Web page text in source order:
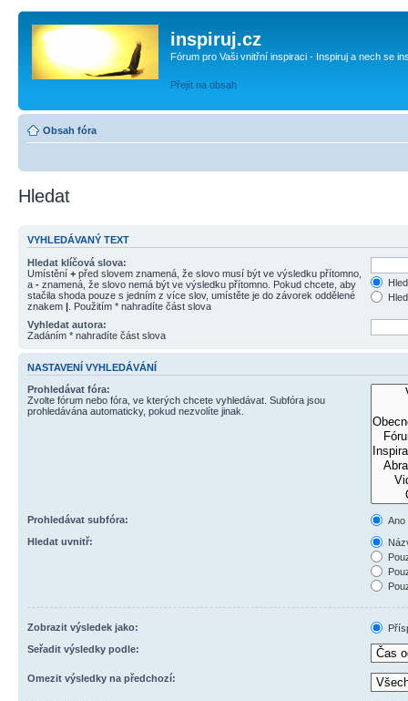
inspiruj.cz
Fórum pro Vaši vnitřní inspiraci - Inspiruj a nech se
Přejít na obsah
Obsah fóra
Hledat
VYHLEDÁVANÝ TEXT
Hledat klíčová slova:
Umístění + před slovem znamená, že slovo musí být ve výsledku přítomno,
a - znamená, že slovo nemá být ve výsledku přítomno. Pokud chcete, aby
stačila shoda pouze s jedním z více slov, umístěte je do závorek oddělené
znakem | . Použitím * nahradíte část slova
Vyhledat autora:
Zadáním * nahradíte část slova
NASTAVENÍ VYHLEDÁVÁNÍ
Prohledávat fóra:
Zvolte fórum nebo fóra, ve kterých chcete vyhledávat. Subfóra jsou
prohledávána automaticky, pokud nezvolíte jinak.
Prohledávat subfóra:
Ano
Hledat uvnitř:
Zobrazit výsledek jako:
Seřadit výsledky podle:
Omezit výsledky na předchozí: